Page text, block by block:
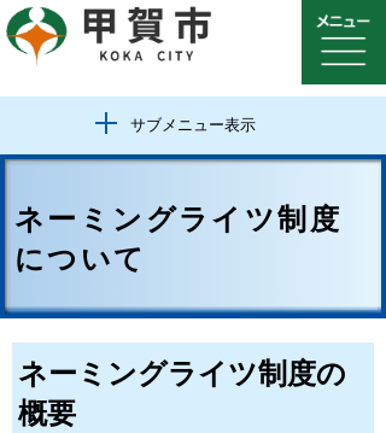
サブメニュー表示
ネーミングライツ制度
について
ネーミングライツ制度の
概要